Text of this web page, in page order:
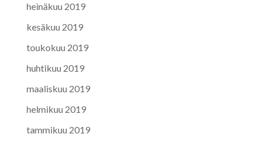
heinäkuu 2019
kesäkuu 2019
toukokuu 2019
huhtikuu 2019
maaliskuu 2019
helmikuu 2019
tammikuu 2019